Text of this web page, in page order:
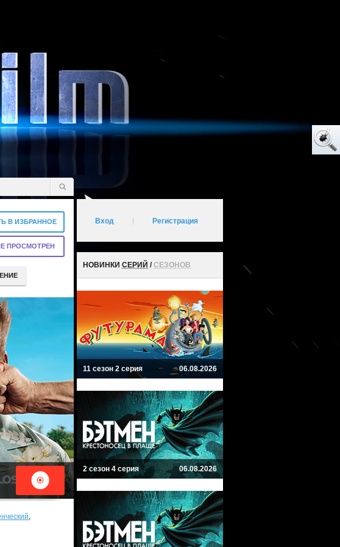
В ИЗБРАННОЕ
ПРОСМОТРЕН
,
Вход Регистрация
НОВИНКИ СЕРИЙ /СЕЗОНОВ
11 сезон 2 серия 06.08.2026
2 сезон 4 серия 06.08.2026